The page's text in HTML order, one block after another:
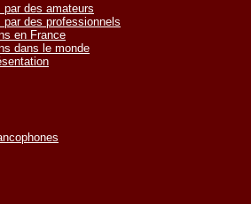
par des amateurs
par des professionnels
en France
dans le monde